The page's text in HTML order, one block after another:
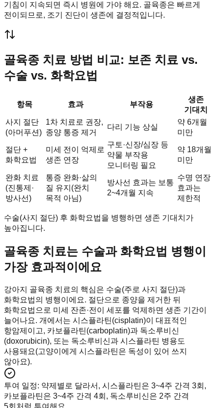
기침이 지속되면 즉시 병원에 가야 해요. 골육종은 빠르게
전이되므로, 조기 진단이 생존에 결정적입니다.
골육종 치료 방법 비교: 보존 치료 vs.
수술 vs. 화학요법
항목 효과 부작용
생존
기대치
사지 절단
(아머푸션)
1차 치료로 권장,
종양 통증 제거
다리 기능 상실
약 6개월
미만
절단 +
화학요법
미세 전이 억제로
생존 연장
구토·신장/심장 등
약물 부작용
모니터링 필요
약 18개월
미만
완화 치료
(진통제·
방사선)
통증 완화·삶의
질 유지(완치
목적 아님)
방사선 효과는 보통
2~4개월 지속
수명 연장
효과는
제한적
수술(사지 절단) 후 화학요법을 병행하면 생존 기대치가
높아집니다.
골육종 치료는 수술과 화학요법 병행이
가장 효과적이에요
강아지 골육종 치료의 핵심은 수술(주로 사지 절단)과
화학요법의 병행이에요. 절단으로 종양을 제거한 뒤
화학요법으로 미세 잔존·전이 세포를 억제하면 생존 기간이
늘어나요. 개에서는 시스플라틴(cisplatin)이 대표적인
항암제이고, 카보플라틴(carboplatin)과 독소루비신
(doxorubicin), 또는 독소루비신과 시스플라틴 병용도
사용돼요(고양이에게 시스플라틴은 독성이 있어 쓰지
않아요).
투여 일정: 약제별로 달라서, 시스플라틴은 3~4주 간격 3회,
카보플라틴은 3~4주 간격 4회, 독소루비신은 2주 간격
5회처럼 투여해요.